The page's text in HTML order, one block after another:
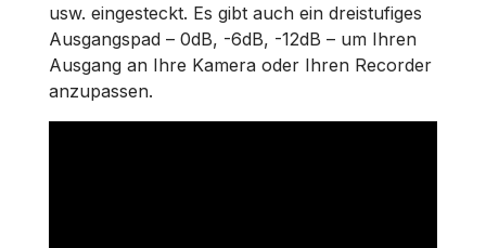
usw. eingesteckt. Es gibt auch ein dreistufiges
Ausgangspad – 0dB, -6dB, -12dB – um Ihren
Ausgang an Ihre Kamera oder Ihren Recorder
anzupassen.